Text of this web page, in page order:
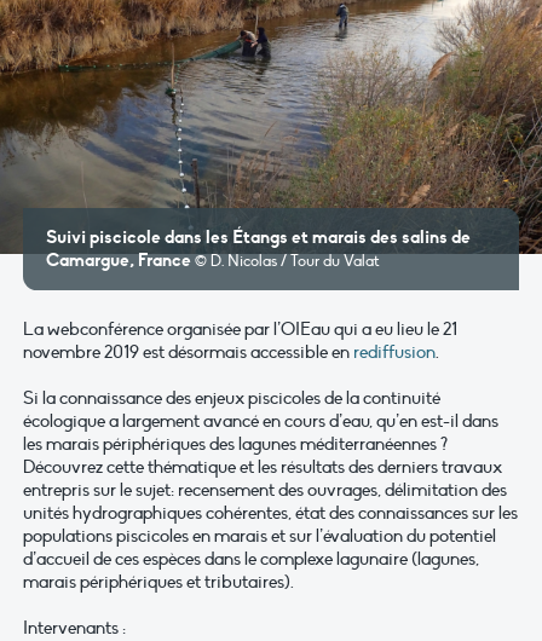
Suivi piscicole dans les Étangs et marais des salins de
Camargue, France© D. Nicolas / Tour du Valat
La webconférence organisée par l’OIEau qui a eu lieu le 21
novembre 2019 est désormais accessible en rediffusion.
Si la connaissance des enjeux piscicoles de la continuité
écologique a largement avancé en cours d’eau, qu’en est-il dans
les marais périphériques des lagunes méditerranéennes ?
Découvrez cette thématique et les résultats des derniers travaux
entrepris sur le sujet: recensement des ouvrages, délimitation des
unités hydrographiques cohérentes, état des connaissances sur les
populations piscicoles en marais et sur l’évaluation du potentiel
d’accueil de ces espèces dans le complexe lagunaire (lagunes,
marais périphériques et tributaires).
Intervenants :